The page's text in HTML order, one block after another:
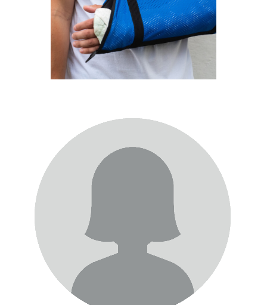
+48228636346